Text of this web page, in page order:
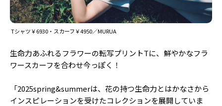
Tシャツ￥6930・スカーフ￥4950／MURUA
生命力あふれるフラワーの転写プリントTに、鮮やかなフラ
ワースカーフを合わせ今っぽく！
「2025spring&summerは、花の持つ生命力とはかなさから
インスピレーションを受けたコレクションを展開していま